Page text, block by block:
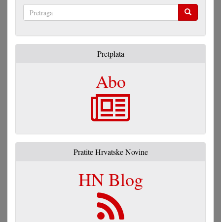
Pretplata
Abo
Pratite Hrvatske Novine
HN Blog